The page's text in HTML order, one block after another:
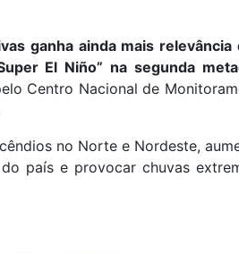
ganha ainda mais relevância
El Niño” na segunda
Centro Nacional de
no Norte e Nordeste,
país e provocar chuvas